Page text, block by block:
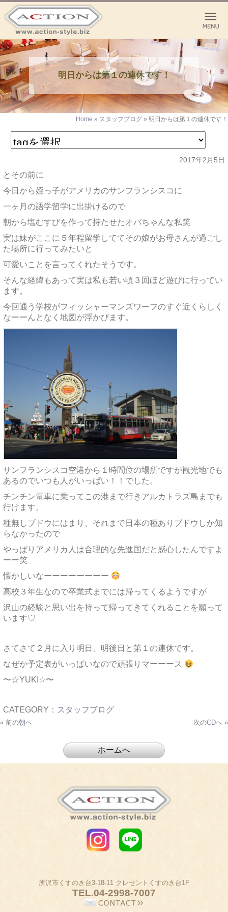
明日からは第１の連休です！
Home » スタッフブログ » 明日からは第１の連休です！
2017年2月5日
とその前に
今日から姪っ子がアメリカのサンフランシスコに
一ヶ月の語学留学に出掛けるので
朝から塩むすびを作って持たせたオバちゃんな私笑
実は妹がここに５年程留学しててその娘がお母さんが過ごし
た場所に行ってみたいと
可愛いことを言ってくれたそうです。
そんな経緯もあって実は私も若い頃３回ほど遊びに行ってい
ます。
今回通う学校がフィッシャーマンズワーフのすぐ近くらしく
なーーんとなく地図が浮かびます。
サンフランシスコ空港から１時間位の場所ですが観光地でも
あるのでいつも人がいっぱい！！でした。
チンチン電車に乗ってこの港まで行きアルカトラズ島までも
行けます。
種無しブドウにはまり、それまで日本の種ありブドウしか知
らなかったので
やっぱりアメリカ人は合理的な先進国だと感心したんですよ
ーー笑
懐かしいなーーーーーーーー
高校３年生なので卒業式までには帰ってくるようですが
沢山の経験と思い出を持って帰ってきてくれることを願って
います♡
さてさて２月に入り明日、明後日と第１の連休です。
なぜか予定表がいっぱいなので頑張りマーーース
〜☆YUKI☆〜
CATEGORY： スタッフブログ
« 前の朝へ 次のCDへ »
所沢市くすのき台3-18-11 クレセントくすのき台1F
TEL.04-2998-7007